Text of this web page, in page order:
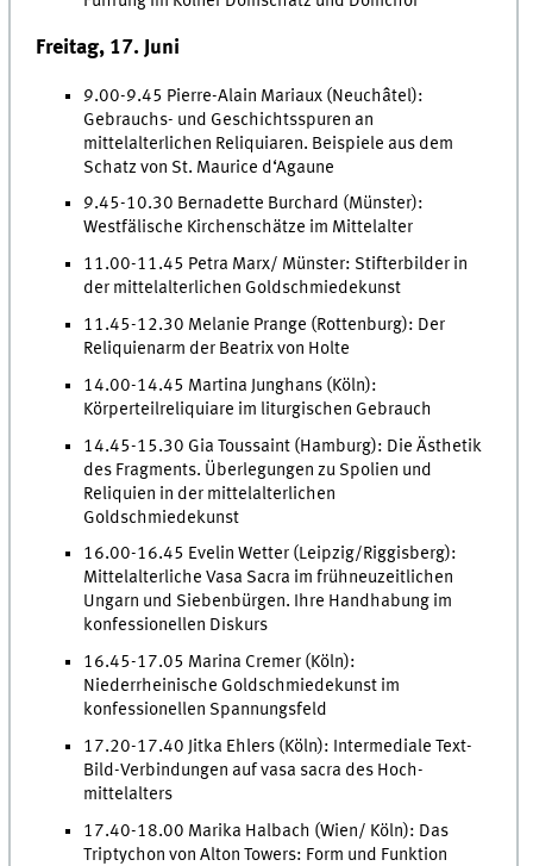
Freitag, 17. Juni
9.00-9.45 Pierre-Alain Mariaux (Neuchâtel):
Gebrauchs- und Geschichtsspuren an
mittelalterlichen Reliquiaren. Beispiele aus dem
Schatz von St. Maurice d‘Agaune
9.45-10.30 Bernadette Burchard (Münster):
Westfälische Kirchenschätze im Mittelalter
11.00-11.45 Petra Marx/ Münster: Stifterbilder in
der mittelalterlichen Goldschmiedekunst
11.45-12.30 Melanie Prange (Rottenburg): Der
Reliquienarm der Beatrix von Holte
14.00-14.45 Martina Junghans (Köln):
Körperteilreliquiare im liturgischen Gebrauch
14.45-15.30 Gia Toussaint (Hamburg): Die Ästhetik
des Fragments. Überlegungen zu Spolien und
Reliquien in der mittelalterlichen
Goldschmiedekunst
16.00-16.45 Evelin Wetter (Leipzig/Riggisberg):
Mittelalterliche Vasa Sacra im frühneuzeitlichen
Ungarn und Siebenbürgen. Ihre Handhabung im
konfessionellen Diskurs
16.45-17.05 Marina Cremer (Köln):
Niederrheinische Goldschmiedekunst im
konfessionellen Spannungsfeld
17.20-17.40 Jitka Ehlers (Köln): Intermediale Text-
Bild-Verbindungen auf vasa sacra des Hoch-
mittelalters
17.40-18.00 Marika Halbach (Wien/ Köln): Das
Triptychon von Alton Towers: Form und Funktion